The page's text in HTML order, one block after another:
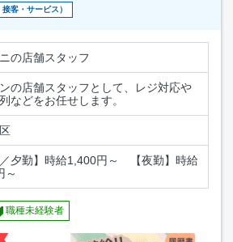
客・サービス）
の店舗スタッフ
の店舗スタッフとして、レジ対応や
などをお任せします。
／夕勤】時給1,400円～ 【夜勤】時給
～
職種未経験者